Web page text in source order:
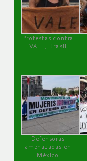
Protestas contra
VALE, Brasil
Defensoras
amenazadas en
México